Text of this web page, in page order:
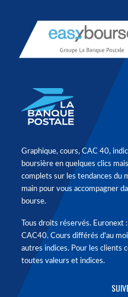
Graphique, cours, CAC 40,
boursière en quelques clics
complets sur les tendances du
main pour vous accompagner
bourse.
Tous droits réservés.
CAC40. Cours différés d'au
autres indices. Pour les clients
toutes valeurs et indices.